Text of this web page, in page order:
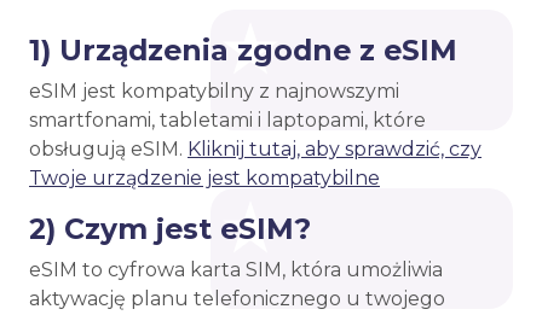
1) Urządzenia zgodne z eSIM
eSIM jest kompatybilny z najnowszymi
smartfonami, tabletami i laptopami, które
obsługują eSIM. Kliknij tutaj, aby sprawdzić, czy
Twoje urządzenie jest kompatybilne
2) Czym jest eSIM?
eSIM to cyfrowa karta SIM, która umożliwia
aktywację planu telefonicznego u twojego